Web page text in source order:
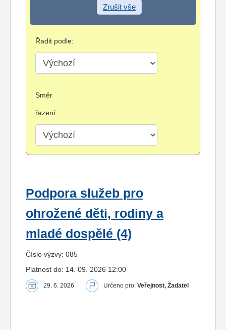
Zrušit vše
Řadit podle:
Směr
řazení:
Podpora služeb pro
ohrožené děti, rodiny a
mladé dospělé (4)
Číslo výzvy: 085
Platnost do: 14. 09. 2026 12:00
29. 6. 2026 Určeno pro: Veřejnost, Žadatel